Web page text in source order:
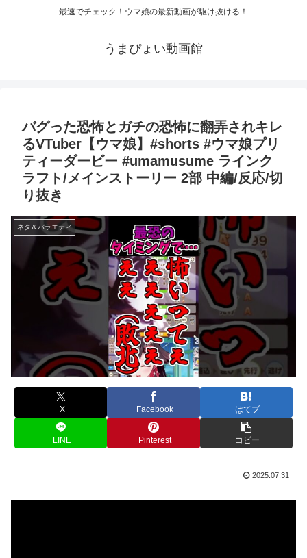
最速でチェック！ウマ娘の最新動画が駆け抜ける！
うまぴょい動画館
バグった恐怖とガチの恐怖に翻弄されキレ
るVTuber【ウマ娘】#shorts #ウマ娘プリ
ティーダービー #umamusume ラインク
ラフト/メインストーリー 2部 中編/反応/切
り抜き
ネタ＆バラエティ
X Facebook はてブ
LINE Pinterest コピー
2025.07.31